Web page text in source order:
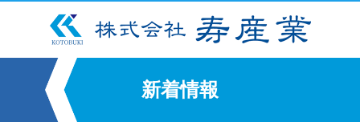
新着情報